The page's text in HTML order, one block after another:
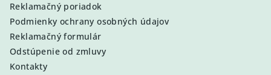
Reklamačný poriadok
Podmienky ochrany osobných údajov
Reklamačný formulár
Odstúpenie od zmluvy
Kontakty